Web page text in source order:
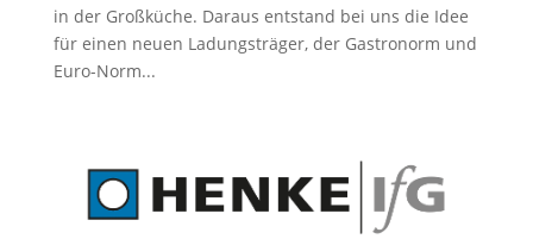
in der Großküche. Daraus entstand bei uns die Idee
für einen neuen Ladungsträger, der Gastronorm und
Euro-Norm...